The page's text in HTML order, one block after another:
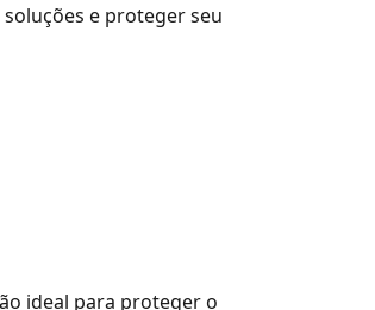
e proteger seu
ideal para proteger o